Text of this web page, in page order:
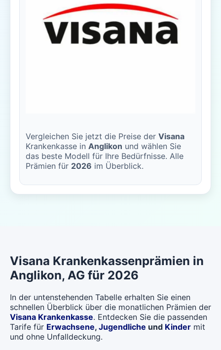
Vergleichen Sie jetzt die Preise der Visana
Krankenkasse in Anglikon und wählen Sie
das beste Modell für Ihre Bedürfnisse. Alle
Prämien für 2026 im Überblick.
Visana Krankenkassenprämien in
Anglikon, AG für 2026
In der untenstehenden Tabelle erhalten Sie einen
schnellen Überblick über die monatlichen Prämien der
Visana Krankenkasse. Entdecken Sie die passenden
Tarife für Erwachsene, Jugendliche und Kinder mit
und ohne Unfalldeckung.